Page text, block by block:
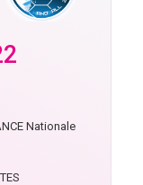
Nationale